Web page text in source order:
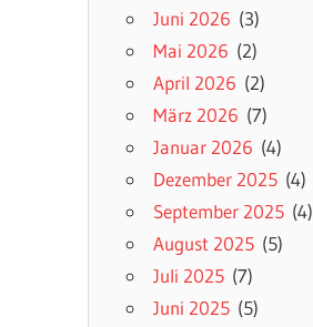
Juni 2026 (3)
Mai 2026 (2)
April 2026 (2)
März 2026 (7)
Januar 2026 (4)
Dezember 2025(4)
September 2025(4)
August 2025(5)
Juli 2025(7)
Juni 2025(5)